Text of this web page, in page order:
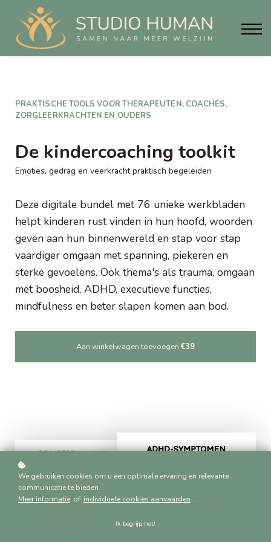
Info
Blog
PRAKTISCHE TOOLS VOOR THERAPEUTEN, COACHES,
ZORGLEERKRACHTEN EN OUDERS
De kindercoaching toolkit
Emoties, gedrag en veerkracht praktisch begeleiden
Deze digitale bundel met 76 unieke werkbladen
helpt kinderen rust vinden in hun hoofd, woorden
geven aan hun binnenwereld en stap voor stap
vaardiger omgaan met spanning, piekeren en
sterke gevoelens. Ook thema's als trauma, omgaan
met boosheid, ADHD, executieve functies,
mindfulness en beter slapen komen aan bod.
Aan winkelwagen toevoegen €39
We gebruiken cookies om u een optimale ervaring en relevante
communicatie te bieden.
Meer informatie of individuele cookies aanvaarden .
Ik begrijp het!